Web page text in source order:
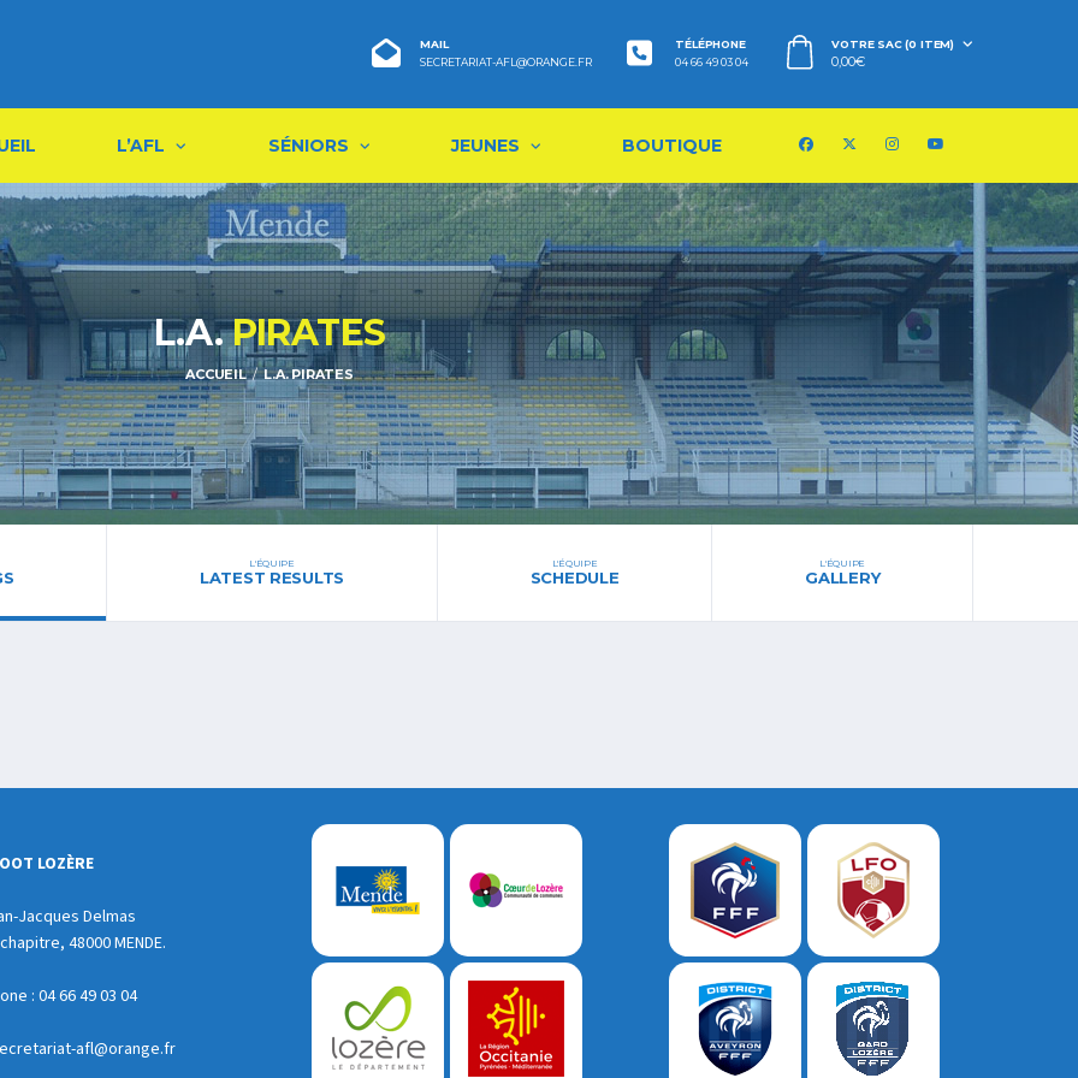
MAIL
SECRETARIAT-AFL@ORANGE.FR
TÉLÉPHONE
04 66 49 03 04
VOTRE SAC (0 ITEM)
0,00€
L’AFL SÉNIORS JEUNES BOUTIQUE
L.A.PIRATES
ACCUEIL L.A. PIRATES
L'ÉQUIPE
LATEST RESULTS
L'ÉQUIPE
SCHEDULE
L'ÉQUIPE
GALLERY
LOZÈRE
Jacques Delmas
48000 MENDE.
: 04 66 49 03 04
afl@orange.fr